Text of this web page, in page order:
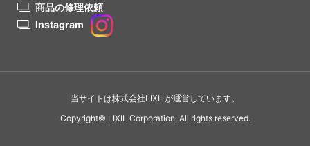
商品の修理依頼
Instagram
当サイトは株式会社LIXILが運営しています。
Copyright© LIXIL Corporation. All rights reserved.